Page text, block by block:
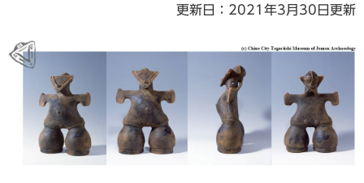
更新日：2021年3月30日更新